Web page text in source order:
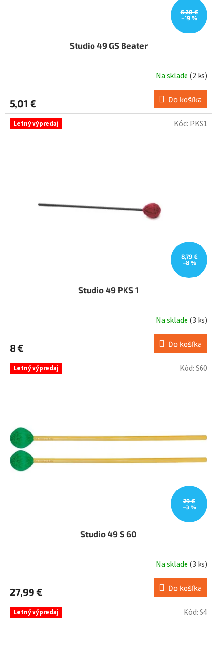
6,20 €
–19 %
Studio 49 GS Beater
Na sklade (2 ks)
5,01 € Do košíka
Letný výpredaj
8,79 €
–8 %
Studio 49 PKS 1
Na sklade (3 ks)
8 € Do košíka
Kód: PKS1
Letný výpredaj
29 €
–3 %
Studio 49 S 60
Na sklade (3 ks)
27,99 € Do košíka
Kód:S60
Letný výpredaj Kód:S4